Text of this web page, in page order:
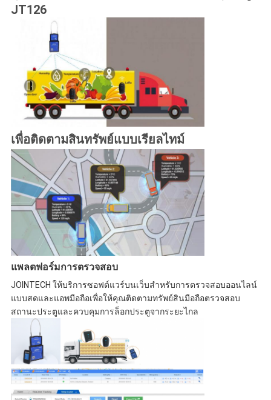
JT126
เพื่อติดตามสินทรัพย์แบบเรียลไทม์
แพลตฟอร์มการตรวจสอบ
JOINTECH ให้บริการซอฟต์แวร์บนเว็บสำหรับการตรวจสอบออนไลน์
แบบสดและแอพมือถือเพื่อให้คุณติดตามทรัพย์สินมือถือตรวจสอบ
สถานะประตูและควบคุมการล็อกประตูจากระยะไกล